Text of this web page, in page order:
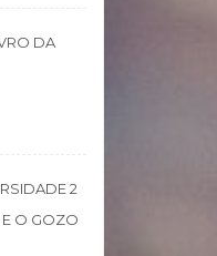
DA
2
O GOZO